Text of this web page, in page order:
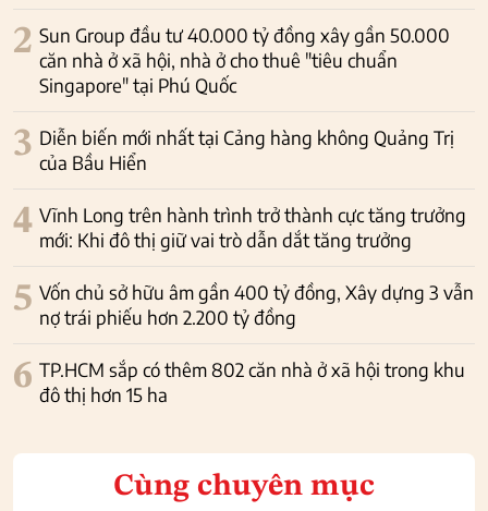
2 Sun Group đầu tư 40.000 tỷ đồng xây gần 50.000
căn nhà ở xã hội, nhà ở cho thuê "tiêu chuẩn
Singapore" tại Phú Quốc
3 Diễn biến mới nhất tại Cảng hàng không Quảng Trị
của Bầu Hiển
4 Vĩnh Long trên hành trình trở thành cực tăng trưởng
mới: Khi đô thị giữ vai trò dẫn dắt tăng trưởng
5 Vốn chủ sở hữu âm gần 400 tỷ đồng, Xây dựng 3 vẫn
nợ trái phiếu hơn 2.200 tỷ đồng
6 TP.HCM sắp có thêm 802 căn nhà ở xã hội trong khu
đô thị hơn 15 ha
Cùng chuyên mục